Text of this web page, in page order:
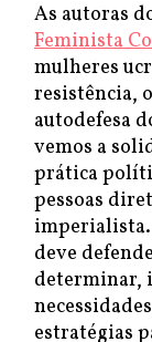
As autoras
Feminista
mulheres
resistência,
autodefesa
vemos a
prática
pessoas
deve
determinar,
estratégias